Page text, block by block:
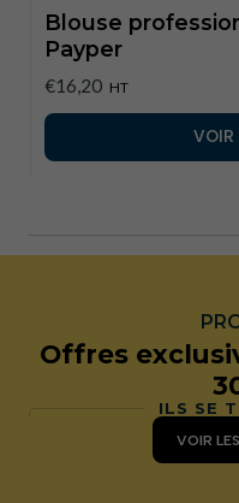
Blouse
Payper
€16,20 HT
VOIR
Offres
ILS SE
VOIR